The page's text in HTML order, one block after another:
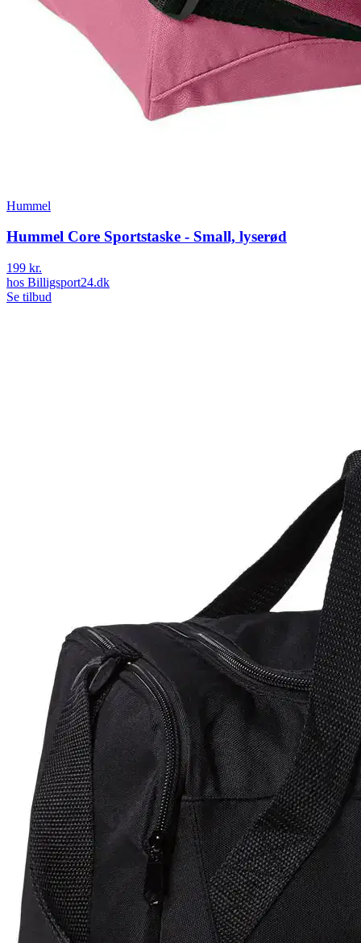
Hummel
Hummel Core Sportstaske - Small, lyserød
199 kr.
hos Billigsport24.dk
Se tilbud